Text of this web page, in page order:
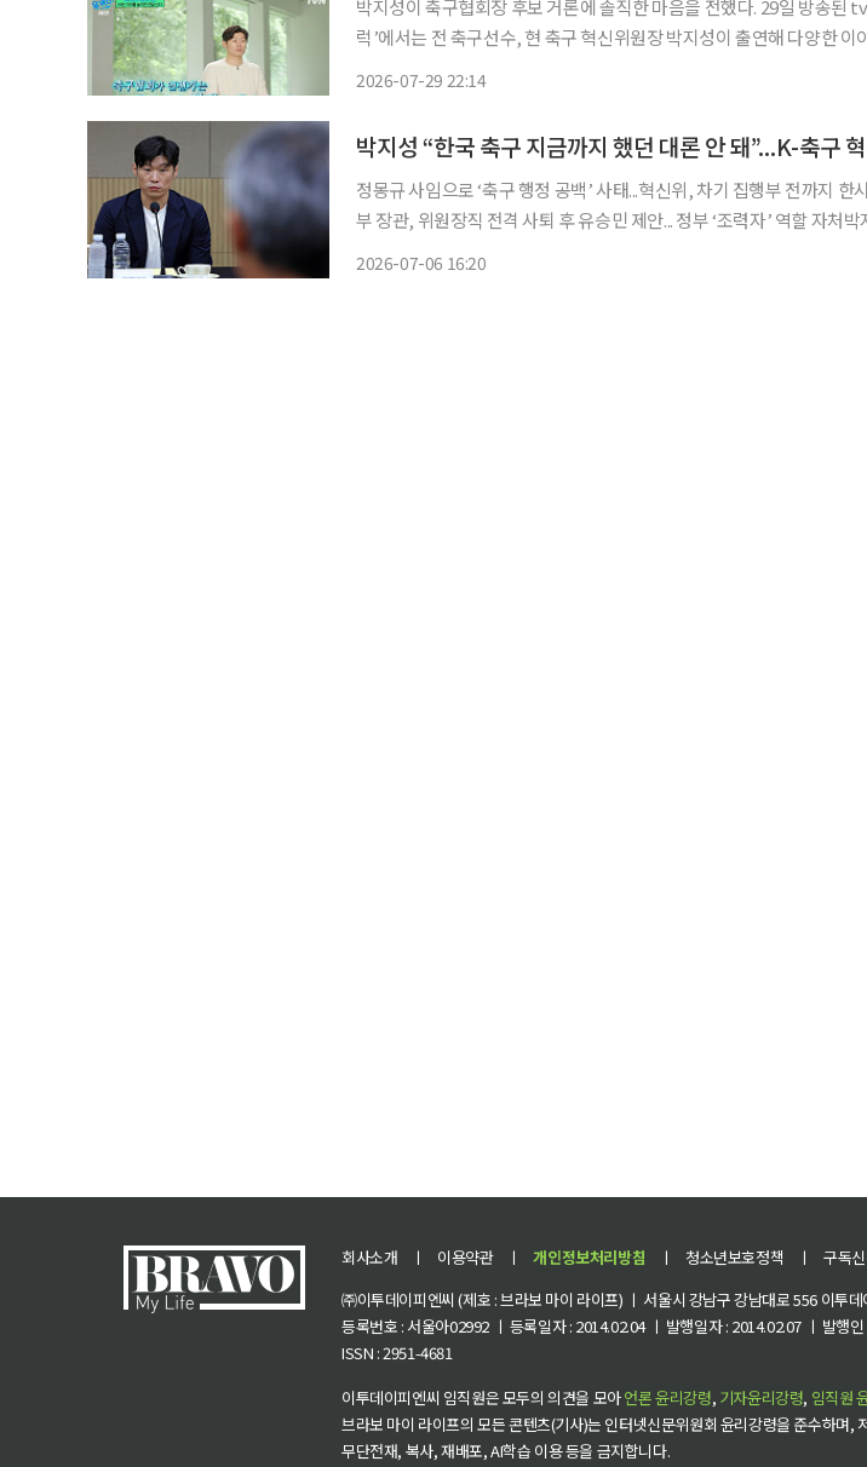
박지성이 축구협회장 후보 거론에 솔직한 마음을 전했다. 29일 방송된 tvN ‘유 퀴즈 온 더 블
럭’에서는 전 축구선수, 현 축구 혁신위원장 박지성이 출연해 다양한 이야기
2026-07-29 22:14
정몽규 사임으로 ‘축구 행정 공백’ 사태...혁신위, 차기 집행부 전까지 한
부 장관, 위원장직 전격 사퇴 후 유승민 제안... 정부 ‘조력자’ 역할 자처
2026-07-06 16:20
회사소개 ㅣ 이용약관 ㅣ 개인정보처리방침 ㅣ 청소년보호정책 ㅣ 구독
㈜이투데이피엔씨 (제호 : 브라보 마이 라이프) ㅣ 서울시 강남구 강남대로 556 이투
등록번호 : 서울아02992 ㅣ 등록일자 : 2014.02.04 ㅣ 발행일자 : 2014.02.07 ㅣ 발행
ISSN : 2951-4681
이투데이피엔씨 임직원은 모두의 의견을 모아언론 윤리강령, 기자윤리강령, 임직원
브라보 마이 라이프의 모든 콘텐츠(기사)는 인터넷신문위원회 윤리강령을 준수하며,
무단전재, 복사, 재배포, AI학습 이용 등을 금지합니다.